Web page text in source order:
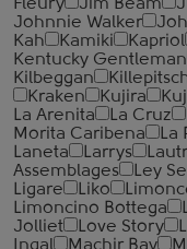
Fleury
Jim Beam
Johnnie Walker
Kah
Kamiki Kapriol
Kentucky Gentleman
Kilbeggan
Kraken
Kujira
La Arenita
La Cruz
Morita Caribena
La
Laneta
Larrys
Assemblages
Ley
Ligare
Liko
Limoncino Bottega
Jolliet
Love Story